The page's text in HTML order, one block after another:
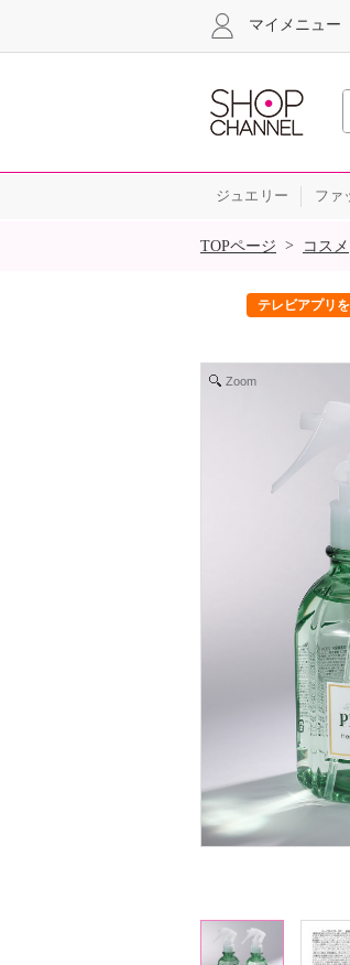
マイメニュー
ジュエリー ファ
SALE
TOPページ > コスメ
テレビアプリ
Zoom